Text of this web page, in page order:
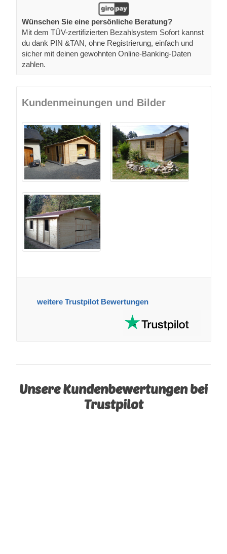
Wünschen Sie eine persönliche Beratung?
Mit dem TÜV-zertifizierten Bezahlsystem Sofort kannst
du dank PIN &TAN, ohne Registrierung, einfach und
sicher mit deinen gewohnten Online-Banking-Daten
zahlen.
Kundenmeinungen und Bilder
weitere Trustpilot Bewertungen
Unsere Kundenbewertungen bei
Trustpilot